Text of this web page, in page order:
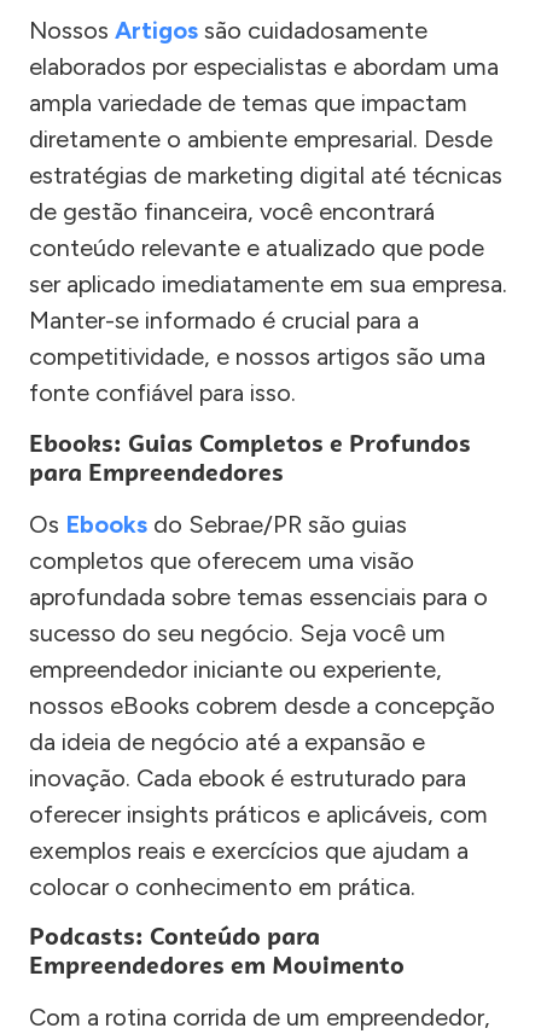
Nossos Artigos são cuidadosamente
elaborados por especialistas e abordam uma
ampla variedade de temas que impactam
diretamente o ambiente empresarial. Desde
estratégias de marketing digital até técnicas
de gestão financeira, você encontrará
conteúdo relevante e atualizado que pode
ser aplicado imediatamente em sua empresa.
Manter-se informado é crucial para a
competitividade, e nossos artigos são uma
fonte confiável para isso.
Ebooks: Guias Completos e Profundos
para Empreendedores
Os Ebooks do Sebrae/PR são guias
completos que oferecem uma visão
aprofundada sobre temas essenciais para o
sucesso do seu negócio. Seja você um
empreendedor iniciante ou experiente,
nossos eBooks cobrem desde a concepção
da ideia de negócio até a expansão e
inovação. Cada ebook é estruturado para
oferecer insights práticos e aplicáveis, com
exemplos reais e exercícios que ajudam a
colocar o conhecimento em prática.
Podcasts: Conteúdo para
Empreendedores em Movimento
Com a rotina corrida de um empreendedor,